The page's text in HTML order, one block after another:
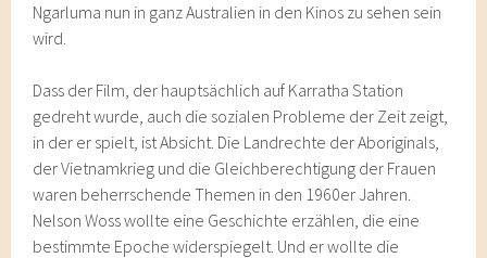
Ngarluma nun in ganz Australien in den Kinos zu sehen sein
wird.
Dass der Film, der hauptsächlich auf Karratha Station
gedreht wurde, auch die sozialen Probleme der Zeit zeigt,
in der er spielt, ist Absicht. Die Landrechte der Aboriginals,
der Vietnamkrieg und die Gleichberechtigung der Frauen
waren beherrschende Themen in den 1960er Jahren.
Nelson Woss wollte eine Geschichte erzählen, die eine
bestimmte Epoche widerspiegelt. Und er wollte die